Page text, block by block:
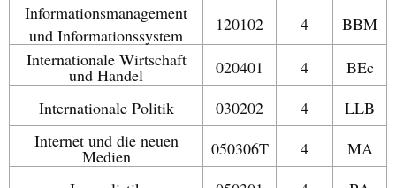
Informationsmanagement
und Informationssystem
120102 4
BBM
Internationale Wirtschaft
und Handel 020401 4
BEc
Internationale Politik
030202 4
LLB
Internet und die neuen
Medien 050306T 4
MA